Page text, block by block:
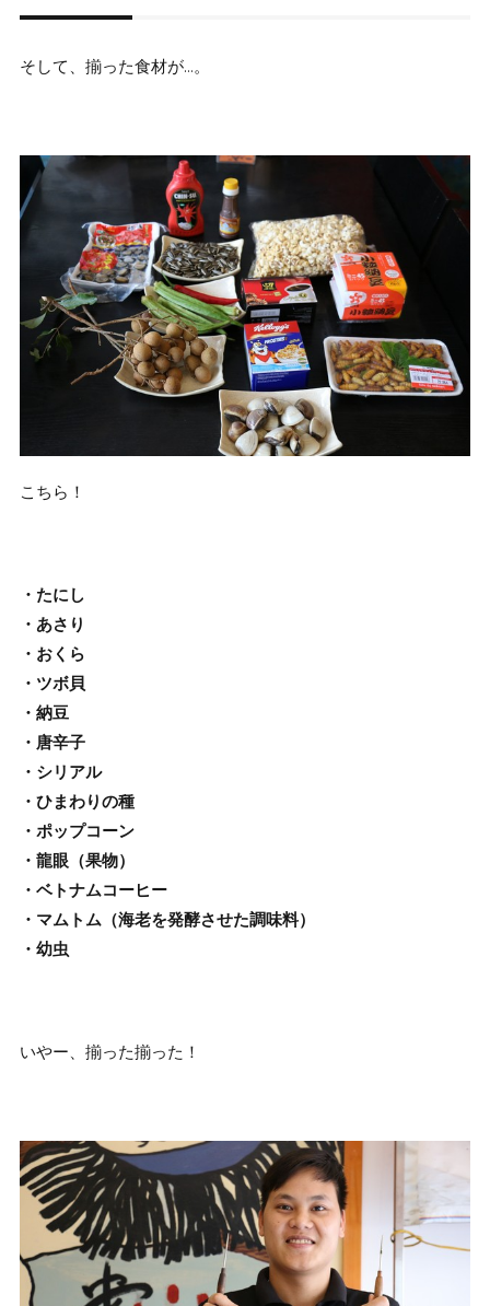
そして、揃った食材が…。
こちら！
・たにし
・あさり
・おくら
・ツボ貝
・納豆
・唐辛子
・シリアル
・ひまわりの種
・ポップコーン
・龍眼（果物）
・ベトナムコーヒー
・マムトム（海老を発酵させた調味料）
・幼虫
いやー、揃った揃った！